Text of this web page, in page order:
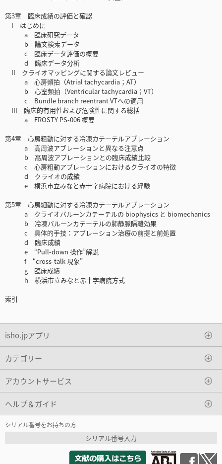
第3章 臨床成績の評価と確認
I はじめに
a 臨床研究データ
b 論文検索データ
c 臨床データ評価の概要
d 臨床データ分析
II クライオマッピングに関する論文レビュー
a 心房頻拍（Atrial tachycardia；AT）
b 心室頻拍（Ventricular tachycardia；VT）
c Bundle branch reentrant VTへの適用
III 臨床的有用性および危険性に関する総括
a FROSTY PS-006 概要
第4章 心房粗動に対する冷凍カテーテルアブレーション
a 高周波アブレーションと異なる注意点
b 高周波アブレーションとの臨床成績比較
c 心房粗動アブレーションにおけるクライオの特徴
d クライオの成績
e 横浜市立みなと赤十字病院における経験
第5章 心房細動に対する冷凍カテーテルアブレーション
a クライオバルーンカテーテルの biophysics と biomechanics
b 冷凍バルーンカテーテルの肺静脈隔離効果
c 具体的手技：アブレーション治療の前提と前処置
d 臨床成績
e “Pull-down 操作”解説
f “cross-talk 現象”
g 臨床成績
h 横浜市立みなと赤十字病院方式
索引
isho.jpアプリ
カテゴリー
アカウントサービス
ヘルプ＆ガイド
シリアル番号をお持ちの方
シリアル番号入力